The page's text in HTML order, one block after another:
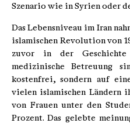
Szenario wie in Syrien oder
Das Lebensniveau im Iran
islamischen Revolution von
zuvor in der
medizinische Betreuung
kostenfrei, sondern auf
vielen islamischen Ländern
von Frauen unter den
Prozent. Das gelebte